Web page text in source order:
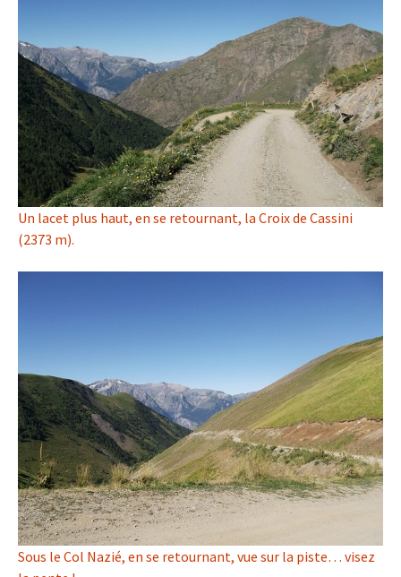
Un lacet plus haut, en se retournant, la Croix de Cassini
(2373 m).
Sous le Col Nazié, en se retournant, vue sur la piste… visez